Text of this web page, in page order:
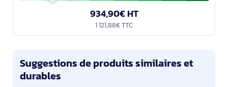
934,90€ HT
1 121,88€ TTC
Suggestions de produits similaires et
durables